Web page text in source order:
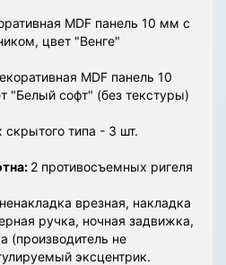
MDF панель 10 мм с
цвет "Венге"
MDF панель 10
"Белый софт" (без текстуры)
типа - 3 шт.
2 противосъемных ригеля
врезная, накладка
ручка, ночная задвижка,
(производитель не
эксцентрик.